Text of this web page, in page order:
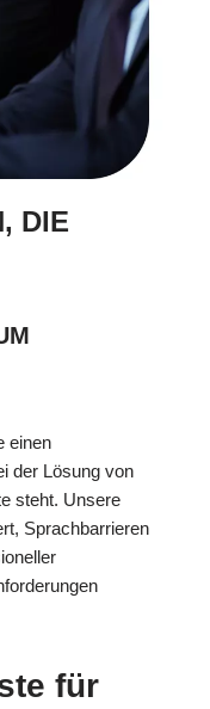
DIE
einen
der Lösung von
steht. Unsere
Sprachbarrieren
für